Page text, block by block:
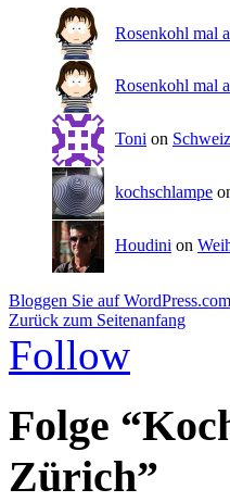
Rosenkohl mal
Rosenkohl mal
Toni on
kochschlampe
Houdini on
Bloggen Sie auf WordPress.com
Zurück zum Seitenanfang
Follow
Folge
Zürich”